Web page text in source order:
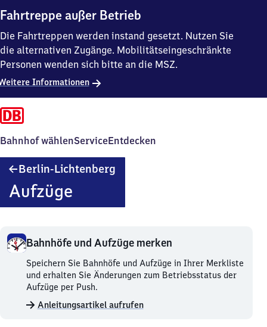
Fahrtreppe außer Betrieb
Die Fahrtreppen werden instand gesetzt. Nutzen Sie
die alternativen Zugänge. Mobilitätseingeschränkte
Personen wenden sich bitte an die MSZ.
Informationen
Bahnhof wählenServiceEntdecken
Berlin-Lichtenberg
Aufzüge
Bahnhöfe und Aufzüge merken
Bahnhöfe
und
Aufzüge
merken.
Speichern Sie Bahnhöfe und Aufzüge in Ihrer Merkliste
und erhalten Sie Änderungen zum Betriebsstatus der
Aufzüge per Push.
Anleitungsartikel aufrufen